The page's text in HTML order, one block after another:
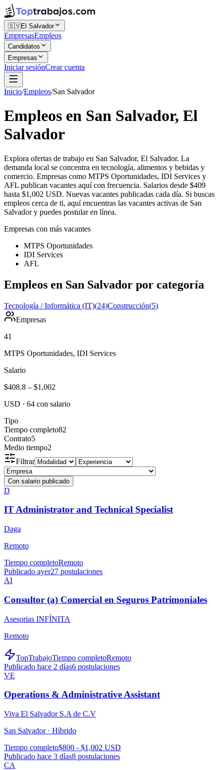
🇸🇻El Salvador
EmpresasEmpleos
Candidatos
Empresas
Iniciar sesiónCrear cuenta
Inicio/Empleos/San Salvador
Empleos en San Salvador, El
Salvador
Explora ofertas de trabajo en San Salvador, El Salvador. La
demanda local se concentra en tecnología, alimentos y bebidas y
comercio. Empresas como MTPS Oportunidades, IDI Services y
AFL publican vacantes aquí con frecuencia. Salarios desde $409
hasta $1,002 USD. Nuevas vacantes publicadas cada día. Si buscas
empleos cerca de ti, aquí encuentras las vacantes activas de San
Salvador y puedes postular en línea.
Empresas con más vacantes
MTPS Oportunidades
IDI Services
AFL
Empleos en San Salvador por categoría
Tecnología / Informática (IT)(24)Construcción(5)
Empresas
41
MTPS Oportunidades, IDI Services
Salario
$408.8 – $1,002
USD · 64 con salario
Tipo
Tiempo completo82
Contrato5
Medio tiempo2
Filtrar
Con salario publicado
D
IT Administrator and Technical Specialist
Daga
Remoto
Tiempo completoRemoto
Publicado ayer27 postulaciones
AI
Consultor (a) Comercial en Seguros Patrimoniales
Asesorias INFÍNITA
Remoto
TopTrabajoTiempo completoRemoto
Publicado hace 2 días6 postulaciones
VE
Operations & Administrative Assistant
Viva El Salvador S.A de C.V
San Salvador · Híbrido
Tiempo completo$800 - $1,002 USD
Publicado hace 3 días8 postulaciones
CA